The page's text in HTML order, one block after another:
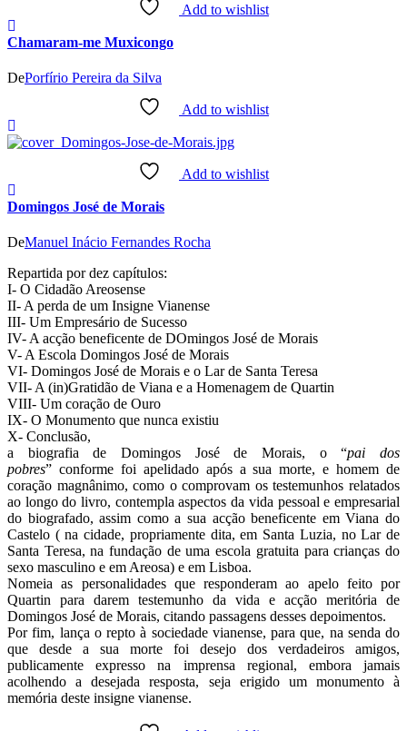
Add to wishlist
Chamaram-me Muxicongo
DePorfírio Pereira da Silva
Add to wishlist
Add to wishlist
Domingos José de Morais
DeManuel Inácio Fernandes Rocha
Repartida por dez capítulos:
I- O Cidadão Areosense
II- A perda de um Insigne Vianense
III- Um Empresário de Sucesso
IV- A acção beneficente de DOmingos José de Morais
V- A Escola Domingos José de Morais
VI- Domingos José de Morais e o Lar de Santa Teresa
VII- A (in)Gratidão de Viana e a Homenagem de Quartin
VIII- Um coração de Ouro
IX- O Monumento que nunca existiu
X- Conclusão,
a biografia de Domingos José de Morais, o “pai dos
pobres” conforme foi apelidado após a sua morte, e homem de
coração magnânimo, como o comprovam os testemunhos relatados
ao longo do livro, contempla aspectos da vida pessoal e empresarial
do biografado, assim como a sua acção beneficente em Viana do
Castelo ( na cidade, propriamente dita, em Santa Luzia, no Lar de
Santa Teresa, na fundação de uma escola gratuita para crianças do
sexo masculino e em Areosa) e em Lisboa.
Nomeia as personalidades que responderam ao apelo feito por
Quartin para darem testemunho da vida e acção meritória de
Domingos José de Morais, citando passagens desses depoimentos.
Por fim, lança o repto à sociedade vianense, para que, na senda do
que desde a sua morte foi desejo dos verdadeiros amigos,
publicamente expresso na imprensa regional, embora jamais
acolhendo a desejada resposta, seja erigido um monumento à
memória deste insigne vianense.